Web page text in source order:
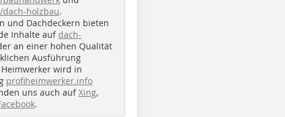
holzbau.
und Dachdeckern bieten
Inhalte auf dach-
an einer hohen Qualität
Ausführung
wird in
profiheimwerker.info
uns auch aufXing,
.